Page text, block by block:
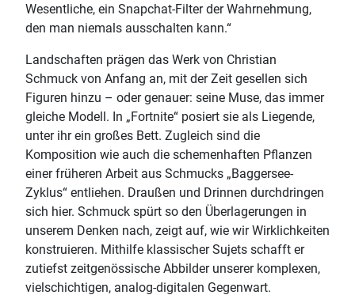
Wesentliche, ein Snapchat-Filter der Wahrnehmung,
den man niemals ausschalten kann.“
Landschaften prägen das Werk von Christian
Schmuck von Anfang an, mit der Zeit gesellen sich
Figuren hinzu – oder genauer: seine Muse, das immer
gleiche Modell. In „Fortnite“ posiert sie als Liegende,
unter ihr ein großes Bett. Zugleich sind die
Komposition wie auch die schemenhaften Pflanzen
einer früheren Arbeit aus Schmucks „Baggersee-
Zyklus“ entliehen. Draußen und Drinnen durchdringen
sich hier. Schmuck spürt so den Überlagerungen in
unserem Denken nach, zeigt auf, wie wir Wirklichkeiten
konstruieren. Mithilfe klassischer Sujets schafft er
zutiefst zeitgenössische Abbilder unserer komplexen,
vielschichtigen, analog-digitalen Gegenwart.